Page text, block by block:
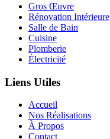
Gros Œuvre
Rénovation Intérieure
Salle de Bain
Cuisine
Plomberie
Électricité
Liens Utiles
Accueil
Nos Réalisations
À Propos
Contact